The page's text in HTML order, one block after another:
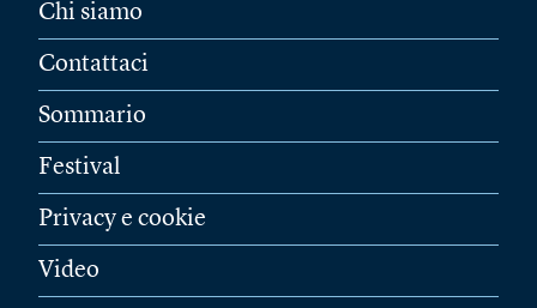
Chi siamo
Contattaci
Sommario
Festival
Privacy e cookie
Video